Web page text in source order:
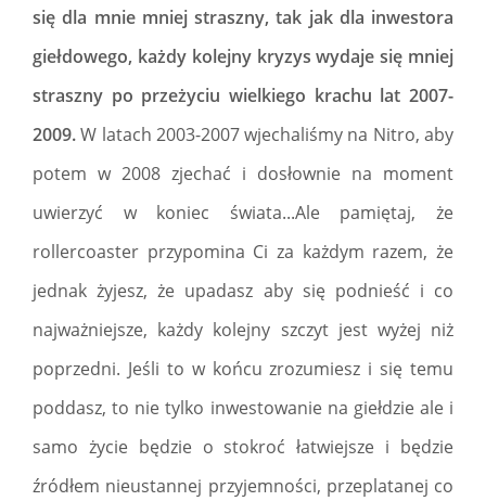
się dla mnie mniej straszny, tak jak dla inwestora
giełdowego, każdy kolejny kryzys wydaje się mniej
straszny po przeżyciu wielkiego krachu lat 2007-
2009.W latach 2003-2007 wjechaliśmy na Nitro, aby
potem w 2008 zjechać i dosłownie na moment
uwierzyć w koniec świata...Ale pamiętaj, że
rollercoaster przypomina Ci za każdym razem, że
jednak żyjesz, że upadasz aby się podnieść i co
najważniejsze, każdy kolejny szczyt jest wyżej niż
poprzedni. Jeśli to w końcu zrozumiesz i się temu
poddasz, to nie tylko inwestowanie na giełdzie ale i
samo życie będzie o stokroć łatwiejsze i będzie
źródłem nieustannej przyjemności, przeplatanej co